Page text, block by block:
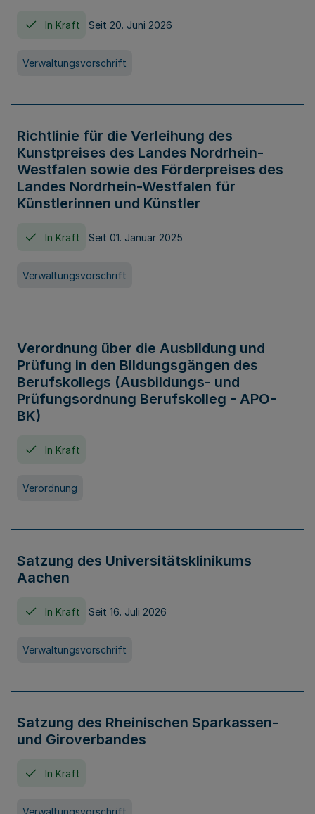
In Kraft Seit 20. Juni 2026
Verwaltungsvorschrift
Richtlinie für die Verleihung des
Kunstpreises des Landes Nordrhein-
Westfalen sowie des Förderpreises des
Landes Nordrhein-Westfalen für
Künstlerinnen und Künstler
In Kraft Seit 01. Januar 2025
Verwaltungsvorschrift
Verordnung über die Ausbildung und
Prüfung in den Bildungsgängen des
Berufskollegs (Ausbildungs- und
Prüfungsordnung Berufskolleg - APO-
BK)
In Kraft
Verordnung
Satzung des Universitätsklinikums
Aachen
In Kraft Seit 16. Juli 2026
Verwaltungsvorschrift
Satzung des Rheinischen Sparkassen-
und Giroverbandes
In Kraft
Verwaltungsvorschrift